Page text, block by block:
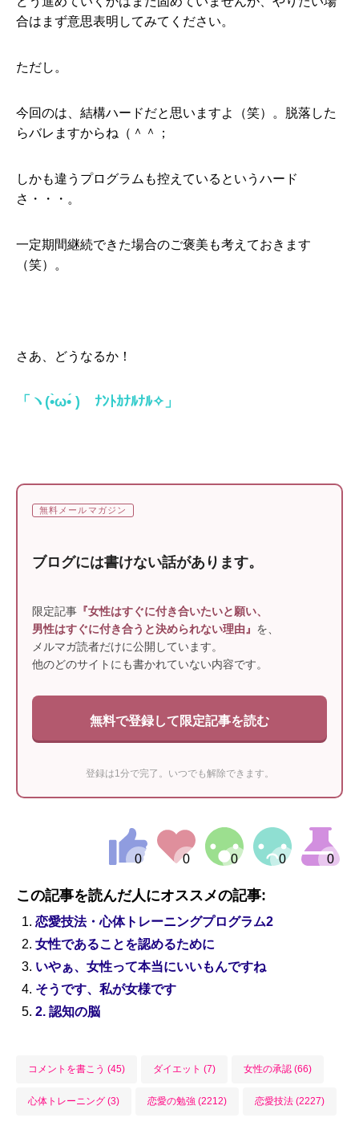
合はまず意思表明してみてください。
ただし。
今回のは、結構ハードだと思いますよ（笑）。脱落した
らバレますからね（＾＾；
しかも違うプログラムも控えているというハード
さ・・・。
一定期間継続できた場合のご褒美も考えておきます
（笑）。
さあ、どうなるか！
「ヽ(•̀ω•́ )ゝﾅﾝﾄｶﾅﾙﾅﾙ✧」
無料メールマガジン
ブログには書けない話があります。
限定記事 『女性はすぐに付き合いたいと願い、
男性はすぐに付き合うと決められない理由』 を、
メルマガ読者だけに公開しています。
他のどのサイトにも書かれていない内容です。
無料で登録して限定記事を読む
登録は1分で完了。いつでも解除できます。
この記事を読んだ人にオススメの記事:
恋愛技法・心体トレーニングプログラム2
女性であることを認めるために
いやぁ、女性って本当にいいもんですね
そうです、私が女様です
2. 認知の脳
コメントを書こう (45) ダイエット (7) 女性の承認 (66)
心体トレーニング (3) 恋愛の勉強 (2212) 恋愛技法 (2227)